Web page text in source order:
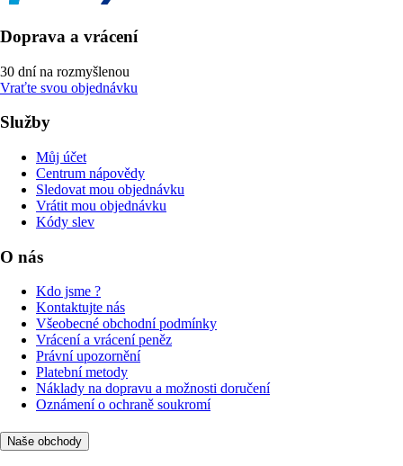
Doprava a vrácení
30 dní na rozmyšlenou
Vraťte svou objednávku
Služby
Můj účet
Centrum nápovědy
Sledovat mou objednávku
Vrátit mou objednávku
Kódy slev
O nás
Kdo jsme ?
Kontaktujte nás
Všeobecné obchodní podmínky
Vrácení a vrácení peněz
Právní upozornění
Platební metody
Náklady na dopravu a možnosti doručení
Oznámení o ochraně soukromí
Naše obchody